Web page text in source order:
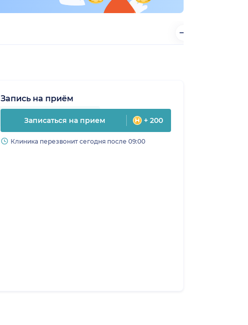
Запись на приём
Записаться на прием + 200
Клиника перезвонит сегодня после 09:00